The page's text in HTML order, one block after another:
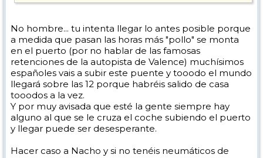
No hombre... tu intenta llegar lo antes posible porque
a medida que pasan las horas más "pollo" se monta
en el puerto (por no hablar de las famosas
retenciones de la autopista de Valence) muchísimos
españoles vais a subir este puente y tooodo el mundo
llegará sobre las 12 porque habréis salido de casa
tooodos a la vez.
Y por muy avisada que esté la gente siempre hay
alguno al que se le cruza el coche subiendo el puerto
y llegar puede ser desesperante.
Hacer caso a Nacho y si no tenéis neumáticos de